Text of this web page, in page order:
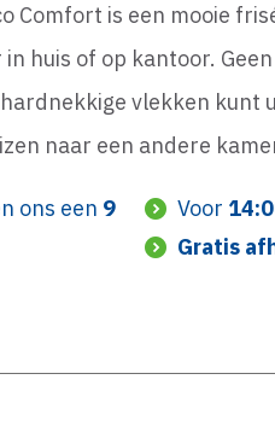
Comfort is een mooie
huis of op kantoor.
vlekken kunt
naar een andere
ons een 9 Voor
Gratis